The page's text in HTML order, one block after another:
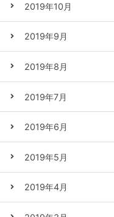
2019年10月
2019年9月
2019年8月
2019年7月
2019年6月
2019年5月
2019年4月